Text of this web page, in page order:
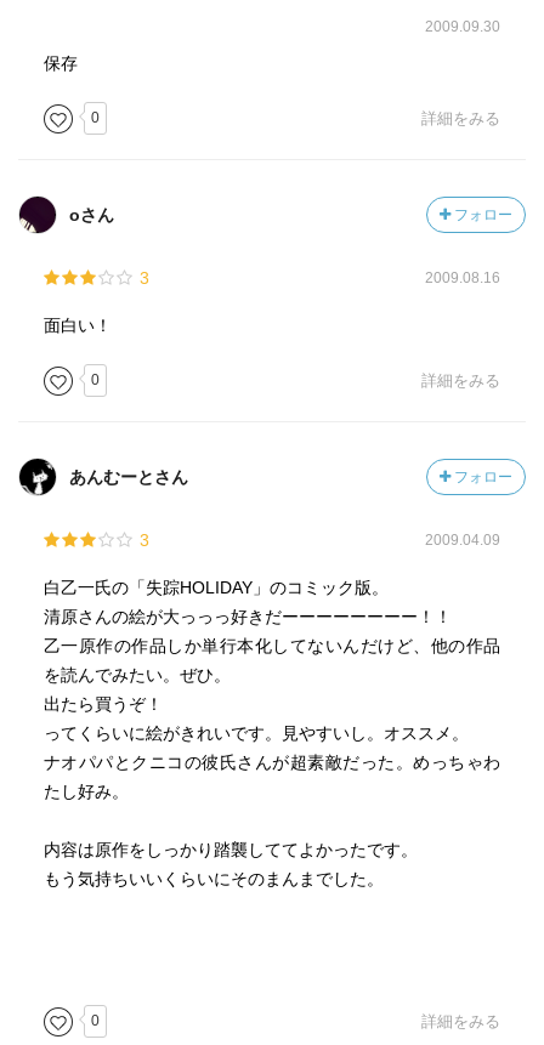
2009.09.30
保存
0 詳細をみる
oさん フォロー
3 2009.08.16
面白い！
0 詳細をみる
あんむーとさん フォロー
3 2009.04.09
白乙一氏の「失踪HOLIDAY」のコミック版。
清原さんの絵が大っっっ好きだーーーーーーーー！！
乙一原作の作品しか単行本化してないんだけど、他の作品
を読んでみたい。ぜひ。
出たら買うぞ！
ってくらいに絵がきれいです。見やすいし。オススメ。
ナオパパとクニコの彼氏さんが超素敵だった。めっちゃわ
たし好み。
内容は原作をしっかり踏襲しててよかったです。
もう気持ちいいくらいにそのまんまでした。
0 詳細をみる